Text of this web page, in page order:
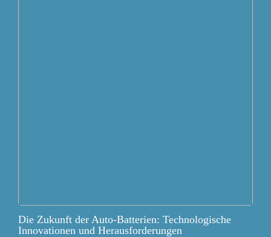
Die Zukunft der Auto-Batterien: Technologische
Innovationen und Herausforderungen